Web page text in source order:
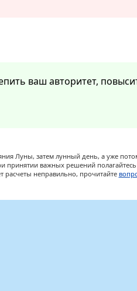
ваш авторитет,
Луны, затем лунный день, а уже
принятии важных решений
расчеты неправильно, прочитайте